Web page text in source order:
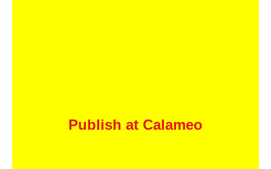
Publish at Calameo